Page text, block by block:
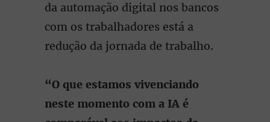
da automação digital nos bancos
com os trabalhadores está a
redução da jornada de trabalho.
“O que estamos vivenciando
neste momento com a IA é